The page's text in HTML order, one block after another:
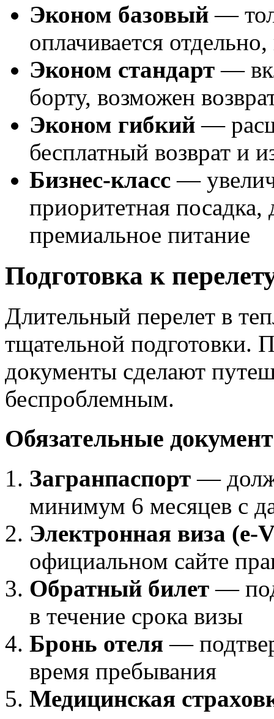
Эконом базовый —
оплачивается
Эконом стандарт —
борту, возможен
Эконом гибкий —
бесплатный возврат и
Бизнес-класс —
приоритетная посадка,
премиальное питание
Подготовка к
Длительный перелет в
тщательной подготовки.
документы сделают
беспроблемным.
Обязательные
Загранпаспорт —
минимум 6 месяцев с
Электронная виза (e-
официальном сайте
Обратный билет —
в течение срока визы
Бронь отеля —
время пребывания
Медицинская